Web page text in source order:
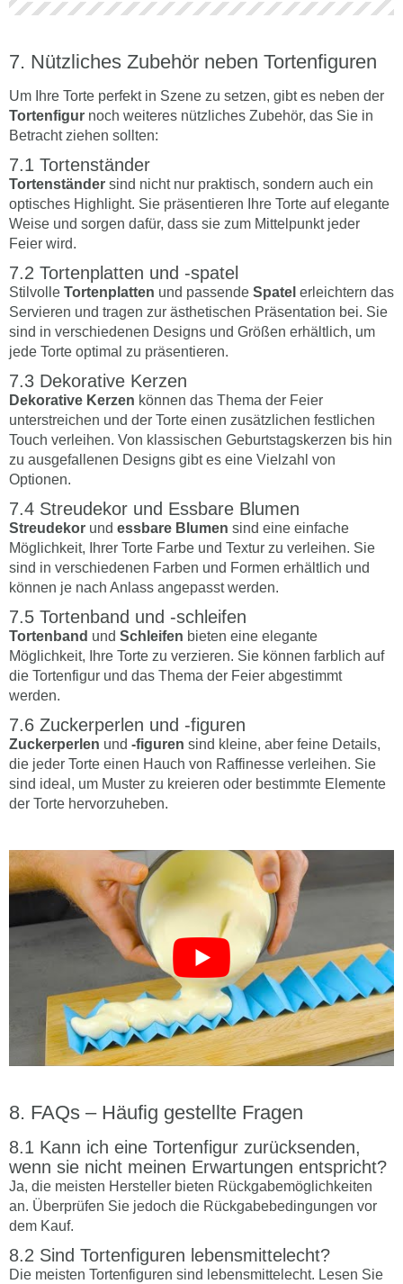
Nützliches Zubehör neben Tortenfiguren
Um Ihre Torte perfekt in Szene zu setzen, gibt es neben der
Tortenfigur noch weiteres nützliches Zubehör, das Sie in
Betracht ziehen sollten:
Tortenständer
Tortenständer sind nicht nur praktisch, sondern auch ein
optisches Highlight. Sie präsentieren Ihre Torte auf elegante
Weise und sorgen dafür, dass sie zum Mittelpunkt jeder
Feier wird.
Tortenplatten und -spatel
Stilvolle Tortenplatten und passende Spatel erleichtern das
Servieren und tragen zur ästhetischen Präsentation bei. Sie
sind in verschiedenen Designs und Größen erhältlich, um
jede Torte optimal zu präsentieren.
Dekorative Kerzen
Dekorative Kerzen können das Thema der Feier
unterstreichen und der Torte einen zusätzlichen festlichen
Touch verleihen. Von klassischen Geburtstagskerzen bis hin
zu ausgefallenen Designs gibt es eine Vielzahl von
Optionen.
Streudekor und Essbare Blumen
Streudekor und essbare Blumen sind eine einfache
Möglichkeit, Ihrer Torte Farbe und Textur zu verleihen. Sie
sind in verschiedenen Farben und Formen erhältlich und
können je nach Anlass angepasst werden.
Tortenband und -schleifen
Tortenband und Schleifen bieten eine elegante
Möglichkeit, Ihre Torte zu verzieren. Sie können farblich auf
die Tortenfigur und das Thema der Feier abgestimmt
werden.
Zuckerperlen und -figuren
Zuckerperlen und -figuren sind kleine, aber feine Details,
die jeder Torte einen Hauch von Raffinesse verleihen. Sie
sind ideal, um Muster zu kreieren oder bestimmte Elemente
der Torte hervorzuheben.
FAQs – Häufig gestellte Fragen
Kann ich eine Tortenfigur zurücksenden,
wenn sie nicht meinen Erwartungen entspricht?
Ja, die meisten Hersteller bieten Rückgabemöglichkeiten
an. Überprüfen Sie jedoch die Rückgabebedingungen vor
dem Kauf.
Sind Tortenfiguren lebensmittelecht?
Die meisten Tortenfiguren sind lebensmittelecht. Lesen Sie